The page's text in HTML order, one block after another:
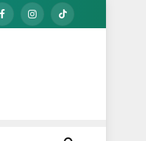
FacebookInstagramTikTok